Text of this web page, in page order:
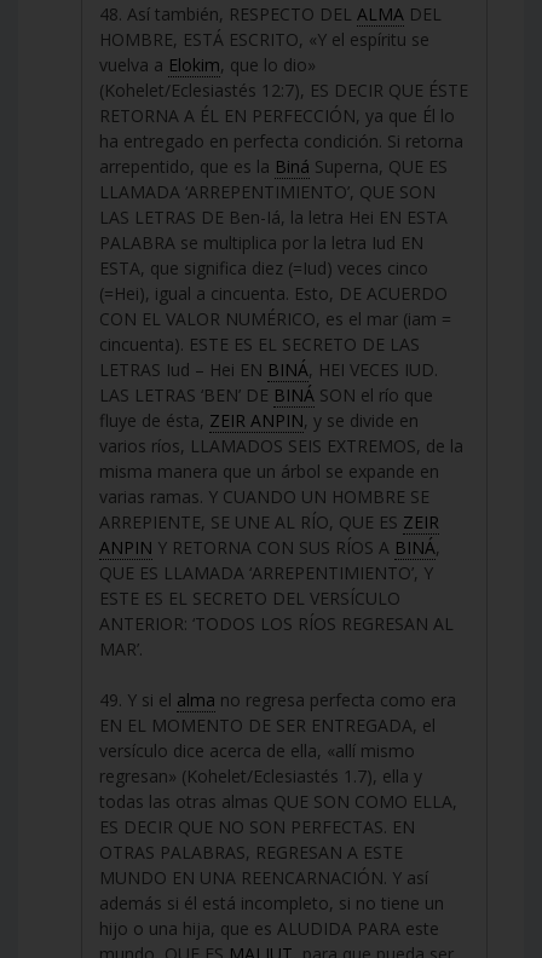
48. Así también, RESPECTO DEL ALMA DEL
HOMBRE, ESTÁ ESCRITO, «Y el espíritu se
vuelva a Elokim, que lo dio»
(Kohelet/Eclesiastés 12:7), ES DECIR QUE ÉSTE
RETORNA A ÉL EN PERFECCIÓN, ya que Él lo
ha entregado en perfecta condición. Si retorna
arrepentido, que es la Biná Superna, QUE ES
LLAMADA ‘ARREPENTIMIENTO’, QUE SON
LAS LETRAS DE Ben-Iá, la letra Hei EN ESTA
PALABRA se multiplica por la letra Iud EN
ESTA, que significa diez (=Iud) veces cinco
(=Hei), igual a cincuenta. Esto, DE ACUERDO
CON EL VALOR NUMÉRICO, es el mar (iam =
cincuenta). ESTE ES EL SECRETO DE LAS
LETRAS Iud – Hei EN BINÁ, HEI VECES IUD.
LAS LETRAS ‘BEN’ DE BINÁ SON el río que
fluye de ésta, ZEIR ANPIN, y se divide en
varios ríos, LLAMADOS SEIS EXTREMOS, de la
misma manera que un árbol se expande en
varias ramas. Y CUANDO UN HOMBRE SE
ARREPIENTE, SE UNE AL RÍO, QUE ES ZEIR
ANPIN Y RETORNA CON SUS RÍOS A BINÁ,
QUE ES LLAMADA ‘ARREPENTIMIENTO’, Y
ESTE ES EL SECRETO DEL VERSÍCULO
ANTERIOR: ‘TODOS LOS RÍOS REGRESAN AL
MAR’.
49. Y si el alma no regresa perfecta como era
EN EL MOMENTO DE SER ENTREGADA, el
versículo dice acerca de ella, «allí mismo
regresan» (Kohelet/Eclesiastés 1.7), ella y
todas las otras almas QUE SON COMO ELLA,
ES DECIR QUE NO SON PERFECTAS. EN
OTRAS PALABRAS, REGRESAN A ESTE
MUNDO EN UNA REENCARNACIÓN. Y así
además si él está incompleto, si no tiene un
hijo o una hija, que es ALUDIDA PARA este
mundo, QUE ES MALJUT, para que pueda ser